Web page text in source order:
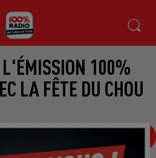
L'ÉMISSION 100%
LA FÊTE DU CHOU